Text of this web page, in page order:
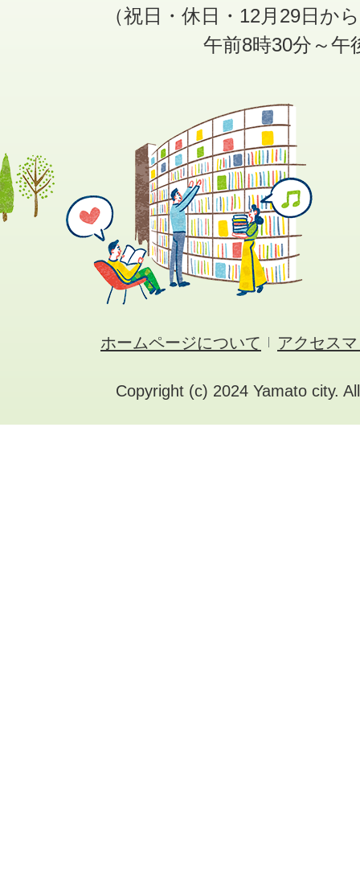
（祝日・休日・12月29日か
午前8時30分～午
ホームページについて アクセス
Copyright (c) 2024 Yamato city.